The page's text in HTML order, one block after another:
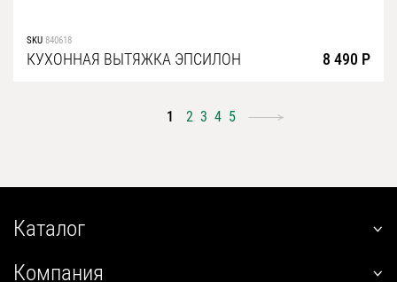
SKU 840618
КУХОННАЯ ВЫТЯЖКА ЭПСИЛОН 8 490 Р
1 2 3 4 5
Каталог
Компания